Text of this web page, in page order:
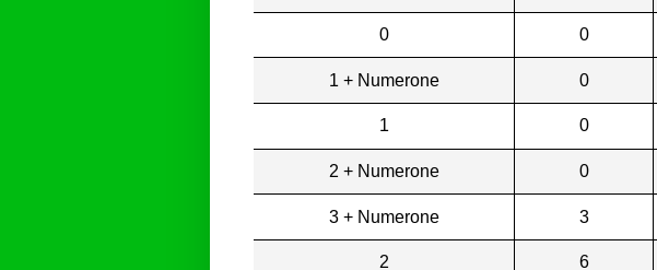
0 0
1 + Numerone 0
1 0
2 + Numerone 0
3 + Numerone 3
2 6